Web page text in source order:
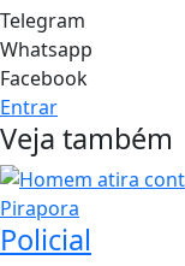
Telegram
Whatsapp
Facebook
Entrar
Veja também
Policial